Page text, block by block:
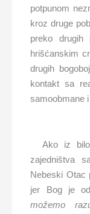
potpunom
kroz druge
preko drugih
hrišćanskim
drugih
kontakt sa
samoobmane
Ako iz
zajedništva
Nebeski Otac
jer Bog je
možemo